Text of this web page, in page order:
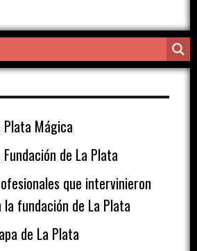
Plata Mágica
Fundación de La Plata
que intervinieron
la fundación de La Plata
de La Plata